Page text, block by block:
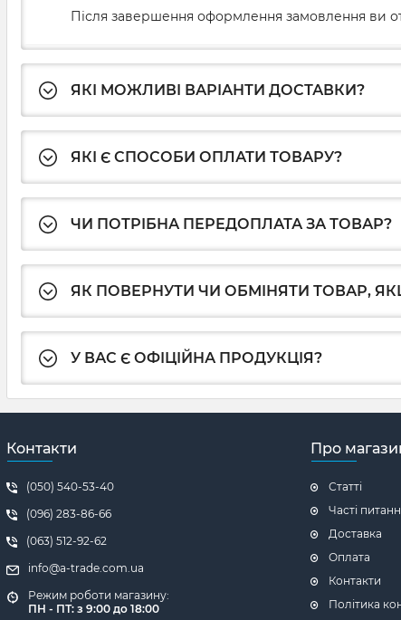
Після завершення оформлення замовлення ви
ЯКІ МОЖЛИВІ ВАРІАНТИ ДОСТАВКИ?
ЯКІ Є СПОСОБИ ОПЛАТИ ТОВАРУ?
ЧИ ПОТРІБНА ПЕРЕДОПЛАТА ЗА ТОВАР?
ЯК ПОВЕРНУТИ ЧИ ОБМІНЯТИ ТОВАР,
У ВАС Є ОФІЦІЙНА ПРОДУКЦІЯ?
Контакти
(050) 540-53-40
(096) 283-86-66
(063) 512-92-62
info@a-trade.com.ua
Режим роботи магазину:
ПН - ПТ: з 9:00 до 18:00
Про
Статті
Часті
Доставка
Оплата
Контакти
Політика